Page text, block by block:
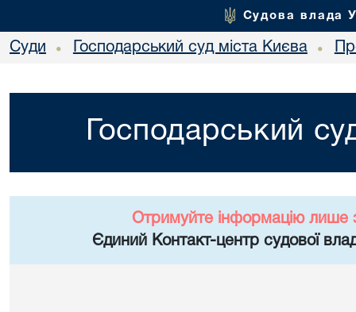
Судова влада
Суди • Господарський суд міста Києва •
Господарський
Отримуйте інформацію лише
Єдиний Контакт-центр судової